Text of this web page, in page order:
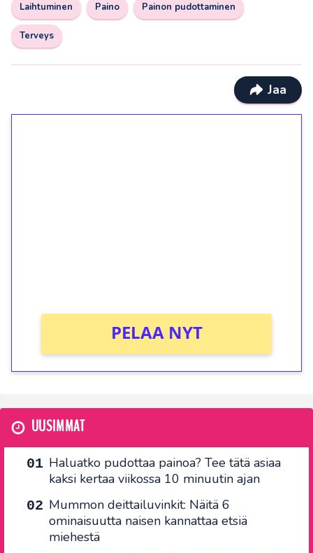
Laihtuminen Paino Painon pudottaminen
Terveys
Jaa
PELAA NYT
UUSIMMAT
Haluatko pudottaa painoa? Tee tätä asiaa
kaksi kertaa viikossa 10 minuutin ajan
Mummon deittailuvinkit: Näitä 6
ominaisuutta naisen kannattaa etsiä
miehestä